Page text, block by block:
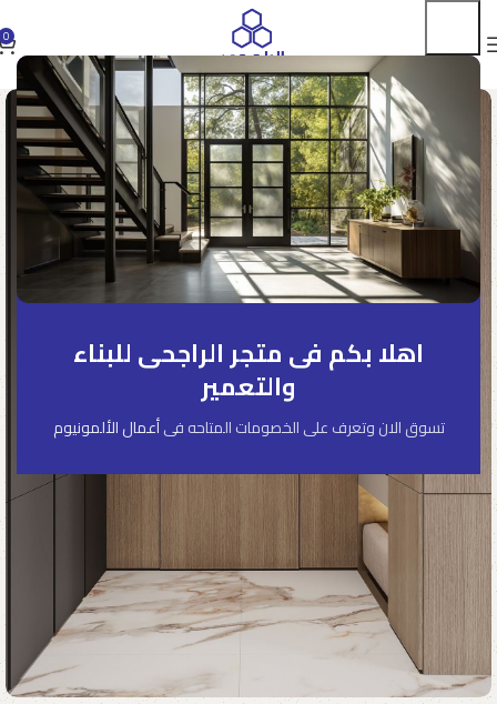
اهلا بكم فى متجر الراجحى للبناء
والتعمير
تسوق الان وتعرف على الخصومات المتاحه فىأعمال الألمونيوم
0